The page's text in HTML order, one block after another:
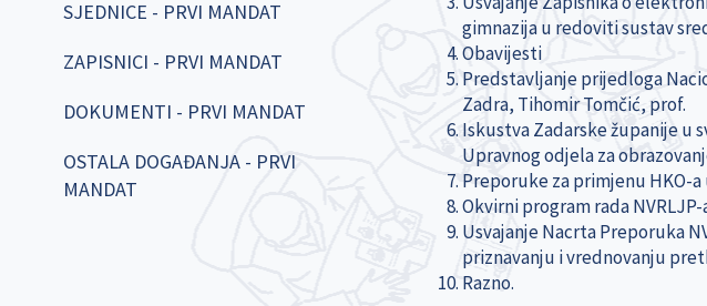
SJEDNICE - PRVI MANDAT
ZAPISNICI - PRVI MANDAT
DOKUMENTI - PRVI MANDAT
OSTALA DOGAĐANJA - PRVI
MANDAT
gimnazija u redoviti sustav
Obavijesti
Predstavljanje prijedloga
Zadra, Tihomir Tomčić, prof.
Iskustva Zadarske županije u
Upravnog odjela za
Preporuke za primjenu HKO-
Okvirni program rada NVRLJP-
Usvajanje Nacrta Preporuka
priznavanju i vrednovanju
Razno.